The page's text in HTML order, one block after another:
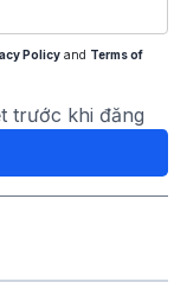
Policy and Terms of
trước khi đăng